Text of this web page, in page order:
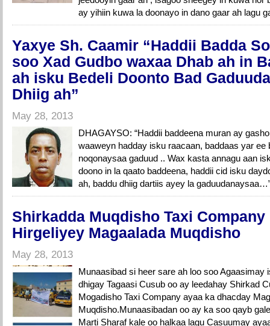
ay yihiin kuwa la doonayo in dano gaar ah lagu
Yaxye Sh. Caamir “Haddii Badda
soo Xad Gudbo waxaa Dhab ah in
ah isku Bedeli Doonto Bad
Dhiig ah”
May 28, 2013
DHAGAYSO: “Haddii baddeena muran ay
waaweyn hadday isku raacaan, baddaas yar ee
noqonaysaa gaduud .. Wax kasta annagu aan
doono in la qaato baddeena, haddii cid isku
ah, baddu dhiig dartiis ayey la
Shirkadda Muqdisho Taxi Company
Hirgeliyey Magaalada Muqdisho
May 28, 2013
Munaasibad si heer sare ah loo soo Agaasimay
dhigay Tagaasi Cusub oo ay leedahay Shirkad
Mogadisho Taxi Company ayaa ka dhacday
Muqdisho.Munaasibadan oo ay ka soo qayb
Marti Sharaf kale oo halkaa lagu Casuumay